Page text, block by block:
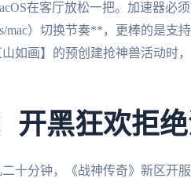
在客厅放松一把。加速器必
mac）切换节奏**，更棒的是
山如画】的预创建抢神兽活动时
开黑狂欢拒
十分钟，《战神传奇》新区开